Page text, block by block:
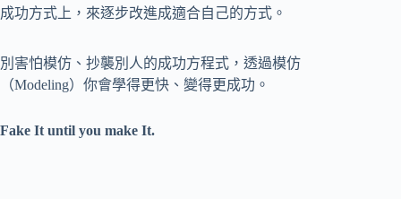
成功方式上，來逐步改進成適合自己的方式。
別害怕模仿、抄襲別人的成功方程式，透過模仿
（Modeling）你會學得更快、變得更成功。
Fake It until you make It.